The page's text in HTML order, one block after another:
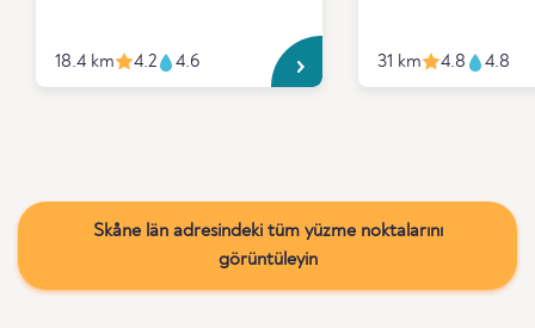
18.4 km 4.2 4.6 31 km 4.8 4.8
Skåne län adresindeki tüm yüzme noktalarını
görüntüleyin